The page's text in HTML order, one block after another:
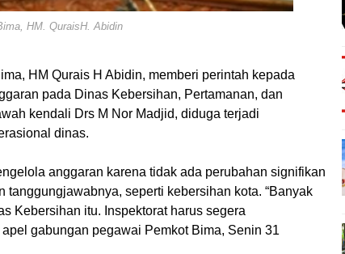
HM. QuraisH. Abidin
HM Qurais H Abidin, memberi perintah kepada
pada Dinas Kebersihan, Pertamanan, dan
kendali Drs M Nor Madjid, diduga terjadi
dinas.
anggaran karena tidak ada perubahan signifikan
seperti kebersihan kota. “Banyak
Kebersihan itu. Inspektorat harus segera
gabungan pegawai Pemkot Bima, Senin 31